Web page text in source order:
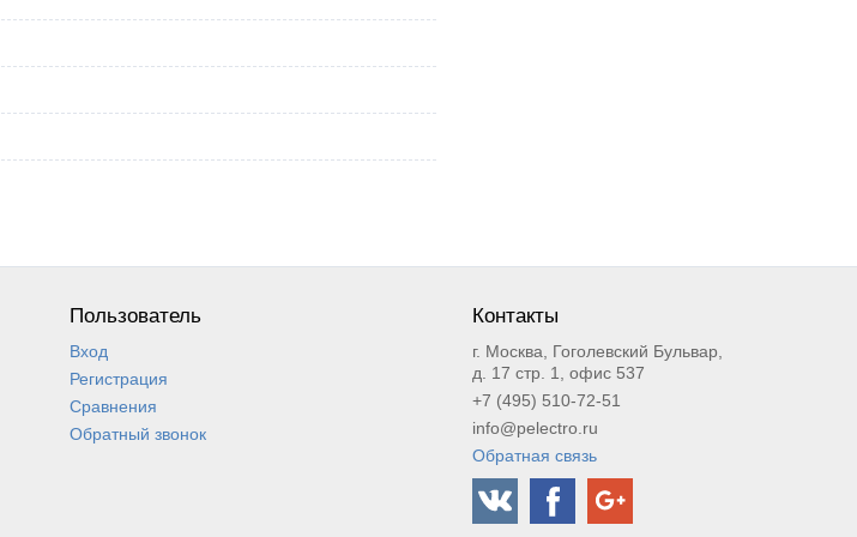
Пользователь
Вход
Регистрация
Сравнения
Обратный звонок
Контакты
г. Москва, Гоголевский Бульвар,
д. 17 стр. 1, офис 537
+7 (495) 510-72-51
info@pelectro.ru
Обратная связь